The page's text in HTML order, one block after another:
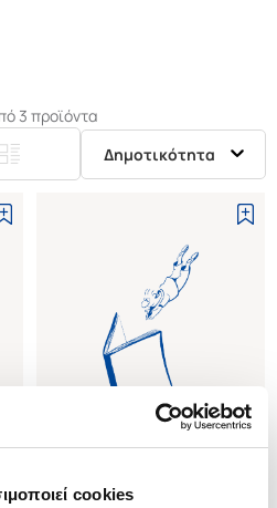
cookies
3 προϊόντα
Δημοτικότητα